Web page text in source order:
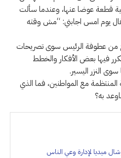
قطعة عوضا عنها، وعندما سألت
يوم امس اجابني: “مش وقته
من عطوفة الرئيس سوى تصريحات
فيها بعض الأفكار والخطط
النزر اليسير.
مع المواطنين، فما الذي
به؟
ميديا لإدارة وعي الناس